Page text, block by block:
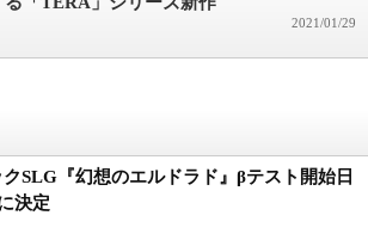
2021/01/29
クSLG『幻想のエルドラド』βテスト開始日
決定